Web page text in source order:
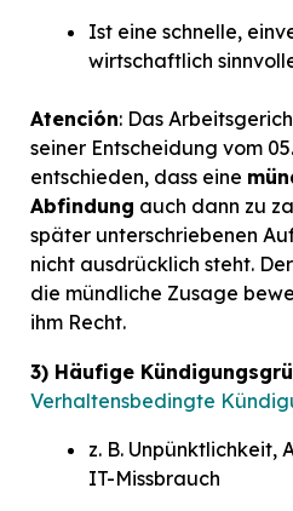
Ist eine schnelle,
wirtschaftlich
Atención: Das
seiner Entscheidung vom
entschieden, dass eine
Abfindung auch dann zu
später unterschriebenen
nicht ausdrücklich steht.
die mündliche Zusage
ihm Recht.
3) Häufige
Verhaltensbedingte
z. B. Unpünktlichkeit,
IT-Missbrauch